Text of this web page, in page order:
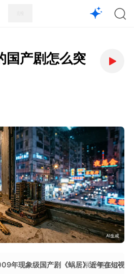
国产剧怎么突
年现象级国产剧《蜗居》近年在短视
展开更多